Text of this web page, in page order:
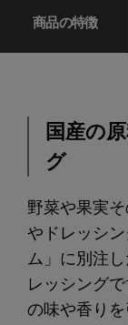
商品の特徴
国産の
グ
野菜や果実
やドレッシ
ム」に別注
レッシング
の味や香り